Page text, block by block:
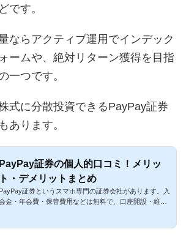
です。
ならアクティブ運用でインデック
ームや、絶対リターン獲得を目指
一つです。
式に分散投資できるPayPay証券
あります。
PayPay証券の個人的口コミ！メリッ
ト・デメリットまとめ
PayPay証券というスマホ専門の証券会社があります。入
金・年会費・保管費用などは無料で、口座開設・維持